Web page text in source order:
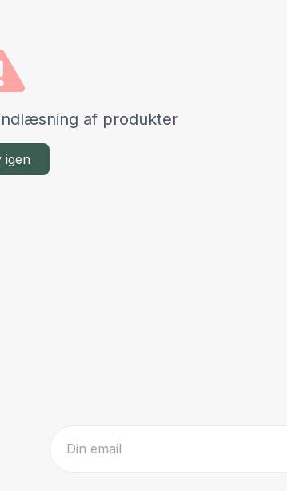
af produkter
igen